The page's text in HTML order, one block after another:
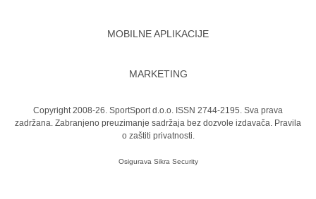
MOBILNE APLIKACIJE
MARKETING
Copyright 2008-26. SportSport d.o.o. ISSN 2744-2195. Sva prava
zadržana. Zabranjeno preuzimanje sadržaja bez dozvole izdavača. Pravila
o zaštiti privatnosti.
Osigurava Sikra Security